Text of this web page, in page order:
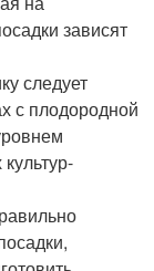
зависят
следует
с плодородной